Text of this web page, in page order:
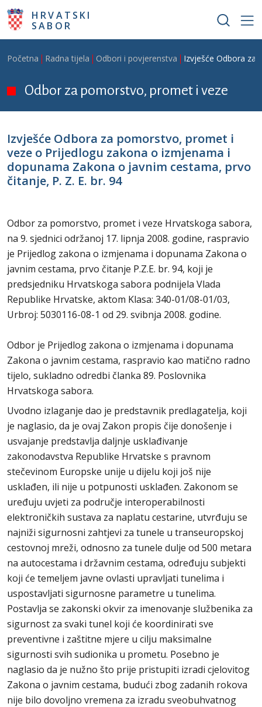
Skoči na glavni sadržaj
HRVATSKI
SABOR
Breadcrumb
Početna Radna tijela Odbori i povjerenstva Izvješće Odbora za
Odbor za pomorstvo, promet i veze
Izvješće Odbora za pomorstvo, promet i
veze o Prijedlogu zakona o izmjenama i
dopunama Zakona o javnim cestama, prvo
čitanje, P. Z. E. br. 94
Odbor za pomorstvo, promet i veze Hrvatskoga sabora,
na 9. sjednici održanoj 17. lipnja 2008. godine, raspravio
je Prijedlog zakona o izmjenama i dopunama Zakona o
javnim cestama, prvo čitanje P.Z.E. br. 94, koji je
predsjedniku Hrvatskoga sabora podnijela Vlada
Republike Hrvatske, aktom Klasa: 340-01/08-01/03,
Urbroj: 5030116-08-1 od 29. svibnja 2008. godine.
Odbor je Prijedlog zakona o izmjenama i dopunama
Zakona o javnim cestama, raspravio kao matično radno
tijelo, sukladno odredbi članka 89. Poslovnika
Hrvatskoga sabora.
Uvodno izlaganje dao je predstavnik predlagatelja, koji
je naglasio, da je ovaj Zakon propis čije donošenje i
usvajanje predstavlja daljnje usklađivanje
zakonodavstva Republike Hrvatske s pravnom
stečevinom Europske unije u dijelu koji još nije
usklađen, ili nije u potpunosti usklađen. Zakonom se
uređuju uvjeti za područje interoperabilnosti
elektroničkih sustava za naplatu cestarine, utvrđuju se
najniži sigurnosni zahtjevi za tunele u transeuropskoj
cestovnoj mreži, odnosno za tunele dulje od 500 metara
na autocestama i državnim cestama, određuju subjekti
koji će temeljem javne ovlasti upravljati tunelima i
uspostavljati sigurnosne parametre u tunelima.
Postavlja se zakonski okvir za imenovanje službenika za
sigurnost za svaki tunel koji će koordinirati sve
preventivne i zaštitne mjere u cilju maksimalne
sigurnosti svih sudionika u prometu. Posebno je
naglasio da je nužno što prije pristupiti izradi cjelovitog
Zakona o javnim cestama, budući zbog zadanih rokova
nije bilo dovoljno vremena za izradu sveobuhvatnog